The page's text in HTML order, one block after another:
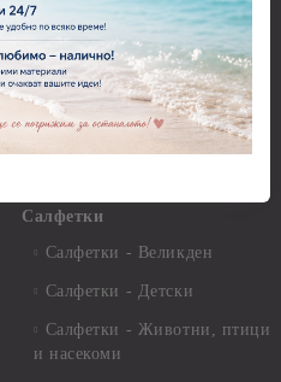
Стативи и поставки
Четки и инструменти
Моливи, акварелни
комплекти
Салфетки
Салфетки - Великден
Салфетки - Детски
Салфетки - Животни, птици
и насекоми